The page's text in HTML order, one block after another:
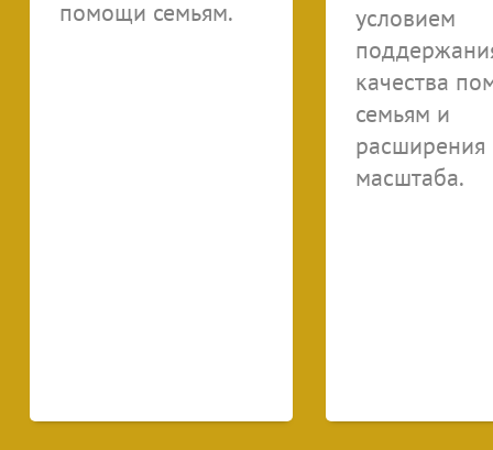
помощи семьям.
условием
качества
семьям и
расширения
масштаба.